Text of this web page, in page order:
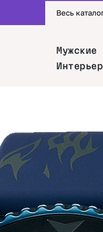
Весь
Мужские